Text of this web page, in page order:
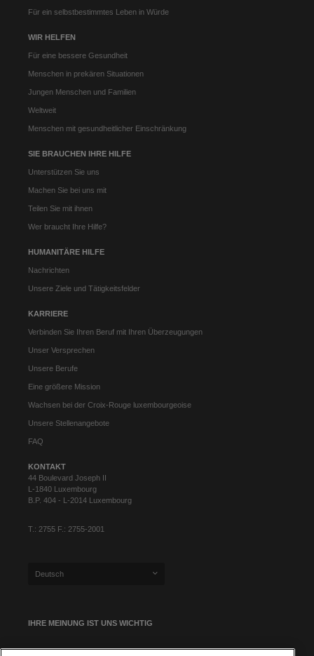
Für ein selbstbestimmtes Leben in Würde
WIR HELFEN
Für eine bessere Gesundheit
Menschen in prekären Situationen
Jungen Menschen und Familien
Weltweit
Menschen mit gesundheitlicher Einschränkung
SIE BRAUCHEN IHRE HILFE
Unterstützen Sie uns
Machen Sie bei uns mit
Teilen Sie mit ihnen
Wer braucht Ihre Hilfe?
HUMANITÄRE HILFE
Nachrichten
Unsere Ziele und Tätigkeitsfelder
KARRIERE
Verbinden Sie Ihren Beruf mit Ihren Überzeugungen
Unser Versprechen
Unsere Berufe
Eine größere Mission
Wachsen bei der Croix-Rouge luxembourgeoise
Unsere Stellenangebote
FAQ
KONTAKT
44 Boulevard Joseph II
L-1840 Luxembourg
B.P. 404 - L-2014 Luxembourg
T.: 2755 F.: 2755-2001
Deutsch
IHRE MEINUNG IST UNS WICHTIG